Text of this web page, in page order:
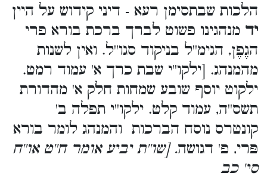
הלכות שבתסימן רעא - דיני קידוש על היין
יד מנהגינו פשוט לברך ברכת בורא פרי
הגֶפֶן, הגימ''ל בניקוד סגו''ל. ואין לשנות
מהמנהג. [ילקו''י שבת כרך א' עמוד רמט.
ילקוט יוסף שובע שמחות חלק א' מהדורת
תשס''ה, עמוד קלט. ילקו''י תפלה ב'
קונטרס נוסח הברכות והמנהג לומר בורא
פּרי, פ' דגושה. [שו''ת יביע אומר ח''ט או''ח
סי' כב